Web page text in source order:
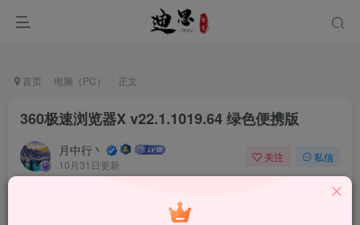
首页 电脑（PC） 正文
360极速浏览器X v22.1.1019.64 绿色便携版
月中行丶
10月31日更新
关注 私信